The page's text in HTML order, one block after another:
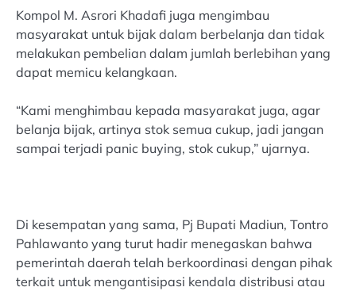
Kompol M. Asrori Khadafi juga mengimbau
masyarakat untuk bijak dalam berbelanja dan tidak
melakukan pembelian dalam jumlah berlebihan yang
dapat memicu kelangkaan.
“Kami menghimbau kepada masyarakat juga, agar
belanja bijak, artinya stok semua cukup, jadi jangan
sampai terjadi panic buying, stok cukup,” ujarnya.
Di kesempatan yang sama, Pj Bupati Madiun, Tontro
Pahlawanto yang turut hadir menegaskan bahwa
pemerintah daerah telah berkoordinasi dengan pihak
terkait untuk mengantisipasi kendala distribusi atau